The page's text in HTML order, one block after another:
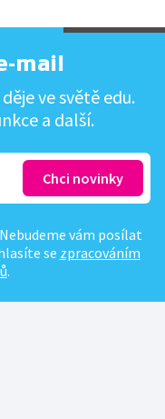
mail
ve světě edu.
a další.
vám posílat
se zpracováním
.